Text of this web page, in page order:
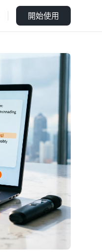
開始使用